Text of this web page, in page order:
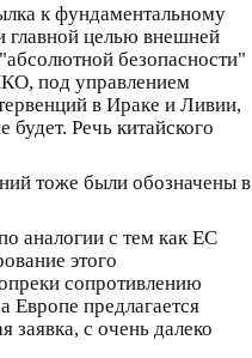
к фундаментальному
главной целью внешней
безопасности"
под управлением
в Ираке и Ливии,
Речь китайского
тоже были обозначены в
аналогии с тем как ЕС
этого
сопротивлению
Европе предлагается
заявка, с очень далеко